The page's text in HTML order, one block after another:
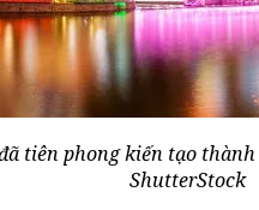
tiên phong kiến tạo
ShutterStock